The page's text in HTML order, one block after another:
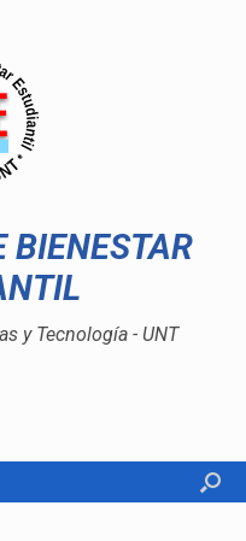
BIENESTAR
y Tecnología - UNT